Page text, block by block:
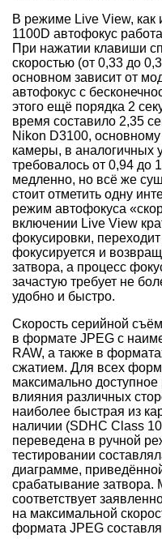
В режиме Live View, как
1100D автофокус
При нажатии клавиши
скоростью (от 0,33 до
основном зависит от
автофокус с
этого ещё порядка 2
время составило 2,35
Nikon D3100, основному
камеры, в аналогичных
требовалось от 0,94 до
медленно, но всё же
стоит отметить одну
режим автофокуса
включении Live View
фокусировки,
фокусируется и
затвора, а процесс
зачастую требует не
удобно и быстро.
Скорость серийной
в формате JPEG с
RAW, а также в
сжатием. Для всех
максимально
влияния различных
наиболее быстрая из
наличии (SDHC Class
переведена в ручной
тестировании
диаграмме,
срабатывание затвора.
соответствует
на максимальной
формата JPEG